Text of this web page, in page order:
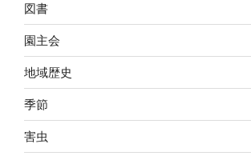
図書
園主会
地域歴史
季節
害虫